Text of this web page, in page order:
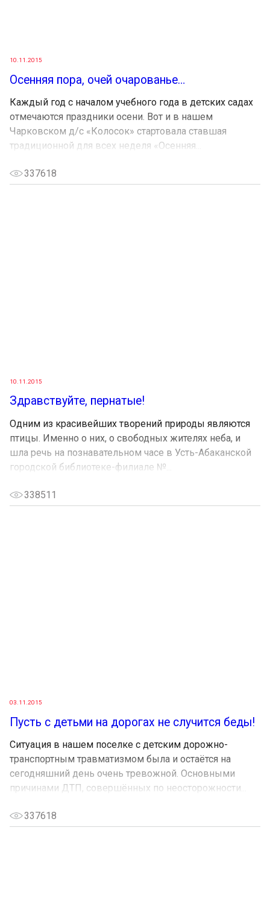
10.11.2015
Осенняя пора, очей очарованье…
Каждый год с началом учебного года в детских садах
отмечаются праздники осени. Вот и в нашем
Чарковском д/с «Колосок» стартовала ставшая
традиционной для всех неделя «Осенняя...
337618
10.11.2015
Здравствуйте, пернатые!
Одним из красивейших творений природы являются
птицы. Именно о них, о свободных жителях неба, и
шла речь на познавательном часе в Усть-Абаканской
городской библиотеке-филиале №...
338511
03.11.2015
Пусть с детьми на дорогах не случится беды!
Ситуация в нашем поселке с детским дорожно-
транспортным травматизмом была и остаётся на
сегодняшний день очень тревожной. Основными
причинами ДТП, совершённых по неосторожности...
337618